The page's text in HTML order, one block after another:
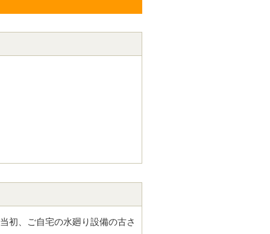
初、ご自宅の水廻り設備の古さ